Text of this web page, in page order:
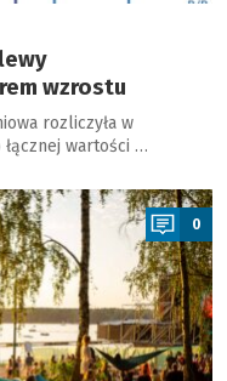
wzrostu
rozliczyła w
wartości …
0